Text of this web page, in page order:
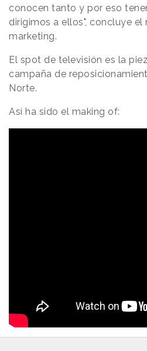
conocen tanto y por eso
dirigimos a ellos", concluye el
marketing.
El spot de televisión es la
campaña de
Norte.
Así ha sido el making of: